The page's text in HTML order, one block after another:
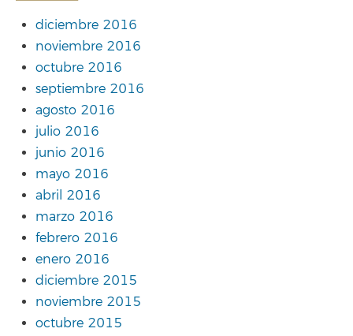
diciembre 2016
noviembre 2016
octubre 2016
septiembre 2016
agosto 2016
julio 2016
junio 2016
mayo 2016
abril 2016
marzo 2016
febrero 2016
enero 2016
diciembre 2015
noviembre 2015
octubre 2015